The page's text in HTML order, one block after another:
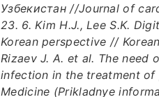
Узбекистан //Journal of
23. 6. Kim H.J., Lee S.K.
Korean perspective //
Rizaev J. A. et al. The
infection in the treatment
Medicine (Prikladnye